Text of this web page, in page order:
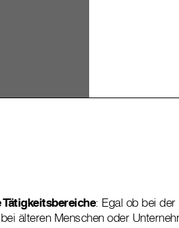
: Egal ob bei der
älteren Menschen oder